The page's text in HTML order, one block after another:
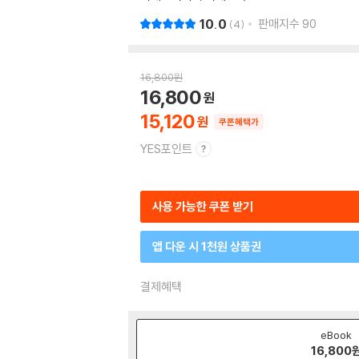
10.0 4 판매지수 90
16,800원
15,120
16,800
쿠폰혜택가
YES포인트
사용 가능한 쿠폰 받기
앱 다운 시 1천원 상품권
결제혜택
eBook
16,800